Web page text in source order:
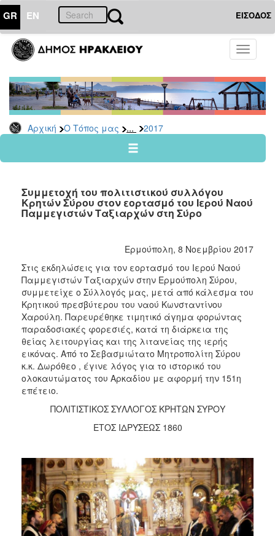
GR EN ΕΙΣΟΔΟΣ
Toggle
Αρχική Ο Τόπος μας ... 2017
ΤΟΠΟΣ
ΜΑΣ
Ανακοινώσεις
Αρχείο
2026
2024
2022
2021
2018
2017
2016
2015
2012
2011
ΠΟΛΙΤΙΣΜΟΣ
ΑΝΘΕΚΤΙΚΗ
ΠΟΛΗ
Συμμετοχή του πολιτιστικού συλλόγου
Κρητών Σύρου στον εορτασμό του Ιερού Ναού
Παμμεγιστών Ταξιαρχών στη Σύρο
Ερμούπολη, 8 Νοεμβρίου 2017
Στις εκδηλώσεις για τον εορτασμό του Ιερού Ναού
Παμμεγιστών Ταξιαρχών στην Ερμούπολη Σύρου,
συμμετείχε ο Σύλλογός μας, μετά από κάλεσμα του
Κρητικού πρεσβύτερου του ναού Κωνσταντίνου
Χαρούλη. Παρευρέθηκε τιμητικό άγημα φορώντας
παραδοσιακές φορεσιές, κατά τη διάρκεια της
θείας λειτουργίας και της λιτανείας της ιερής
εικόνας. Από το Σεβασμιώτατο Μητροπολίτη Σύρου
κ.κ. Δωρόθεο , έγινε λόγος για το ιστορικό του
ολοκαυτώματος του Αρκαδίου με αφορμή την 151η
επέτειο.
ΠΟΛΙΤΙΣΤΙΚΟΣ ΣΥΛΛΟΓΟΣ ΚΡΗΤΩΝ ΣΥΡΟΥ
ΕΤΟΣ ΙΔΡΥΣΕΩΣ 1860